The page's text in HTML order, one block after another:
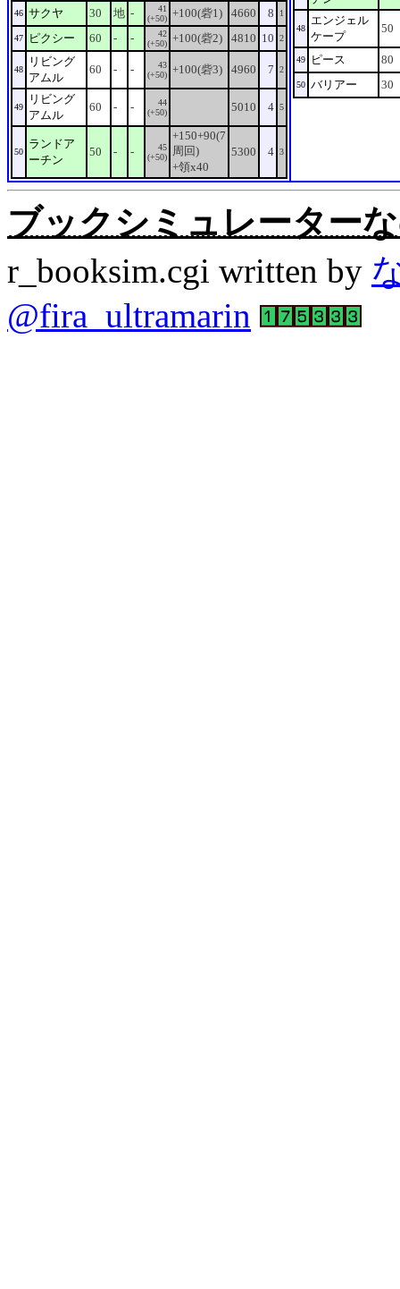
46 サクヤ 30 地 -
41
(+50) +100(砦1) 4660 8 1
47 ピクシー 60 - -
42
(+50) +100(砦2) 4810 10 2
48
リビング
アムル
60 - -
43
(+50) +100(砦3) 4960 7 2
49
リビング
アムル
60 - -
44
(+50)
5010 4 5
50
ランドア
ーチン
50 - -
45
(+50)
+150+90(7
周回)
+領x40
5300 4 3
48
エンジェル
ケープ
50
49 ピース 80
50 バリアー 30
ブックシミュレーター
r_booksim.cgi written by
@fira_ultramarin